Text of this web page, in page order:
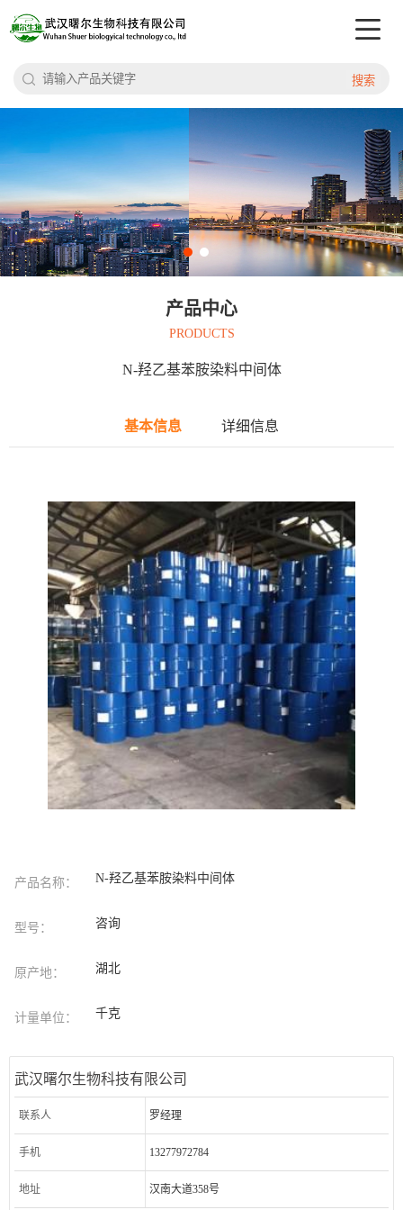
搜索
产品中心
PRODUCTS
N-羟乙基苯胺染料中间体
基本信息 详细信息
产品名称： N-羟乙基苯胺染料中间体
型号： 咨询
原产地： 湖北
计量单位： 千克
武汉曙尔生物科技有限公司
联系人 罗经理
手机 13277972784
地址 汉南大道358号